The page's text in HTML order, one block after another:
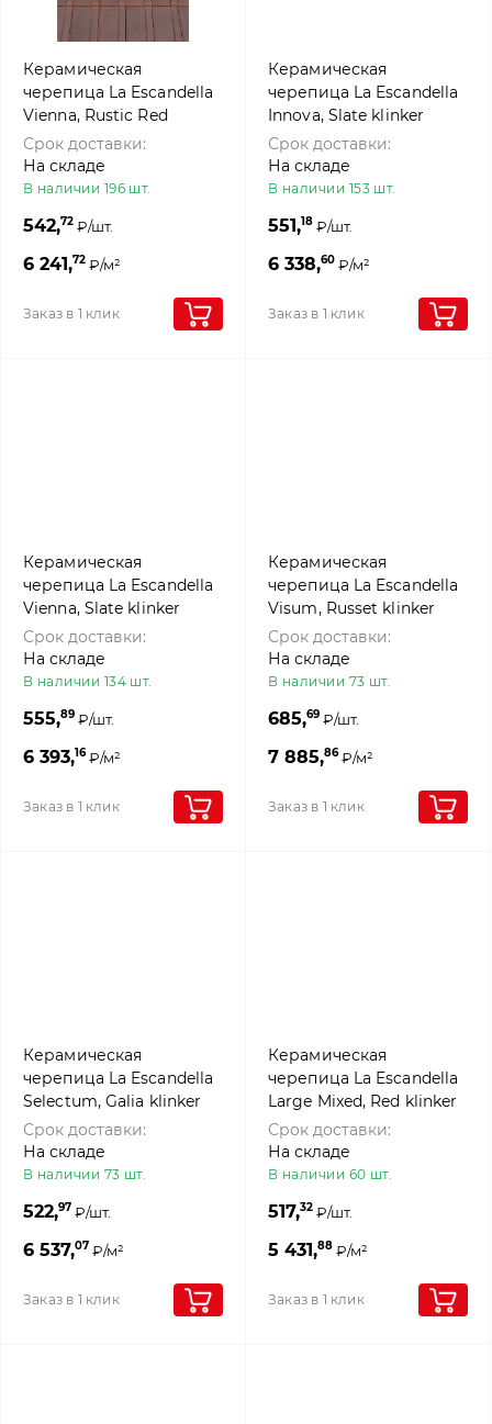
Керамическая
черепица La Escandella
Vienna, Rustic Red
klinker
Срок доставки:
На складе
В наличии 196 шт.
542,72 ₽/шт.
6 241,72 ₽/м²
Заказ в 1 клик
Керамическая
черепица La Escandella
Innova, Slate klinker
Срок доставки:
На складе
В наличии 153 шт.
551,18 ₽/шт.
6 338,60 ₽/м²
Заказ в 1 клик
Керамическая
черепица La Escandella
Vienna, Slate klinker
Срок доставки:
На складе
В наличии 134 шт.
555,89 ₽/шт.
6 393,16₽/м²
Заказ в 1 клик
Керамическая
черепица La Escandella
Visum, Russet klinker
Срок доставки:
На складе
В наличии 73 шт.
685,69 ₽/шт.
7 885,86₽/м²
Заказ в 1 клик
Керамическая
черепица La Escandella
Selectum, Galia klinker
Срок доставки:
На складе
В наличии 73 шт.
522,97 ₽/шт.
6 537,07 ₽/м²
Заказ в 1 клик
Керамическая
черепица La Escandella
Large Mixed, Red klinker
Срок доставки:
На складе
В наличии 60 шт.
517,32 ₽/шт.
5 431,88 ₽/м²
Заказ в 1 клик